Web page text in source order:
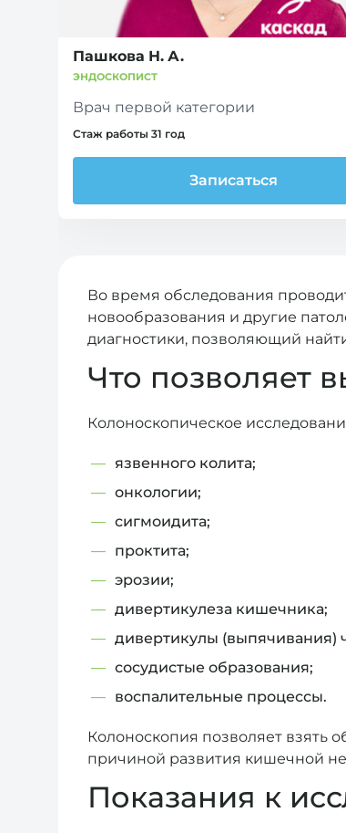
Пашкова Н. А.
ЭНДОСКОПИСТ
Врач первой категории
Стаж работы 31 год
Записаться
Во время обследования
новообразования и другие
диагностики, позволяющий
Что позволяет
Колоноскопическое
язвенного колита;
онкологии;
сигмоидита;
проктита;
эрозии;
дивертикулеза кишечника;
дивертикулы (выпячивания)
сосудистые образования;
воспалительные процессы.
Колоноскопия позволяет взять
причиной развития кишечной
Показания к